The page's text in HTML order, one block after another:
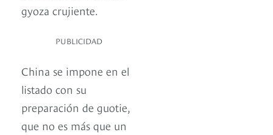
gyoza crujiente.
PUBLICIDAD
China se impone en el
listado con su
preparación de guotie,
que no es más que un